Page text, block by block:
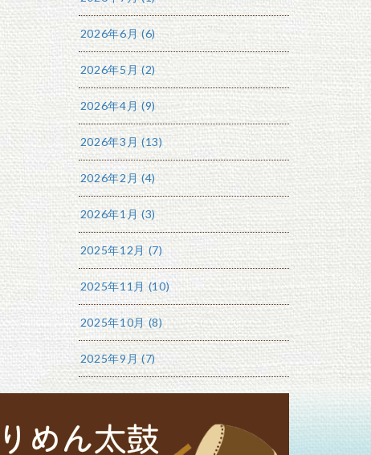
2026年6月 (6)
2026年5月 (2)
2026年4月 (9)
2026年3月 (13)
2026年2月 (4)
2026年1月 (3)
2025年12月 (7)
2025年11月 (10)
2025年10月 (8)
2025年9月 (7)